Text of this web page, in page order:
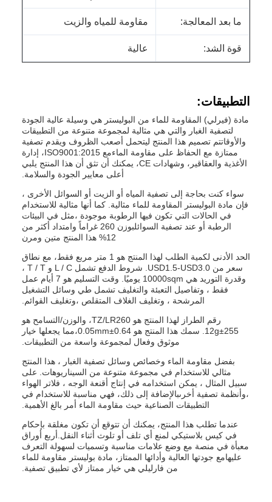
ما بعد المعالجة: مقاومة للمياه والزيت
قوة الشد: عالية
التطبيقات:
مادة (فيرلي) المقاومة للماء من البوليستر هي وسيلة عالية الجودة
لتصفية الغبار والتي هي مثالية لمجموعة متنوعة من التطبيقات
والأوقاتتم تصميم هذا المنتج ليتحمل أصعب الظروف ويقدم تصفية
ممتازة مع الحفاظ على مقاومة الماءمع ISO9001:2015، إدارة
الأغذية والعقاقير، وشهادات CE، يمكنك أن تثق أن هذا المنتج يلبي
أعلى معايير الجودة والسلامة.
سواء كنت بحاجة إلى تصفية المياه أو الزيت أو السوائل الأخرى ،
فإن مادة البوليستر المقاومة للماء مثالية. كما أنها مثالية للاستخدام
في الحالات التي تكون فيها الرطوبة موجودة ،مثل في البيئات
الرطبة أو عند تصفية السوائلبوزن 260 غراماً وامتداد أكثر من
12% هذا المنتج متين ومرن
الحد الأدنى لكمية الطلب لهذا المنتج هو 1 متر مربع فقط، مع نطاق
سعر من USD1.5-USD3.0. شروط الدفع تشمل L / C و T / T ،
وقدرة التوريد هي 10000sqm يوميًا. وقت التسليم هو 7 أيام عمل
فقط ، وتفاصيل التعبئة والتغليف تشمل طي وسائل التشغيل
المرشحة ، وتغليف الغلاف المتقلص ،وتغليف القوائم.
رقم الطراز لهذا المنتج هو TZ/LR260، والوزن/التسامح هو
255±12g. سمك هذا المنتج هو 0.64±0.05mm،مما يجعلها خيار
موثوق وفعال لمجموعة واسعة من التطبيقات.
بفضل مقاومة الماء وخصائص وسائل تصفية الغبار ، هذا المنتج
مثالي للاستخدام في مجموعة متنوعة من السيناريوهات. على
سبيل المثال ، يمكن استخدامه في إنتاج أقنعة الوجه ، فلاتر الهواء
،وأنظمة تصفية أخرىبالإضافة إلى ذلك، فهي مناسبة للاستخدام في
التطبيقات الصناعية حيث مقاومة الماء أمر بالغ الأهمية.
عندما تطلب هذا المنتج، يمكنك أن تتوقع أن تكون مغلقة بإحكام
في كيس بلاستيكي لمنع أي تلف أو تلوث أثناء النقل.أربع أوراق
معبأة في منصة مع وضع علامات مناسبة وتسميات لسهولة التعرف
عليهامع جودتها العالية وأدائها الممتاز، مادة بوليستر مقاومة للماء
من فارليلي هي خيار ممتاز لأي تطبيق تصفية.